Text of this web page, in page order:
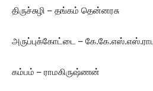
திருச்சுழி – தங்கம் தென்னரசு
அருப்புக்கோட்டை –
கம்பம் – ராமகிருஷ்ணன்